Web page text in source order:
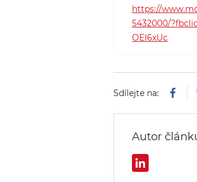
https://
5432000/
OEI6xUc
Sdílejte na:
Autor